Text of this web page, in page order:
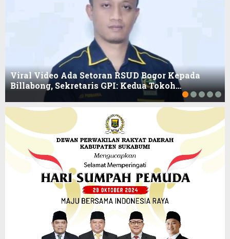
Viral Video Ada Setoran RSUD Bogor Kepada
Billabong, Sekretaris GPI: Kedua Tokoh…